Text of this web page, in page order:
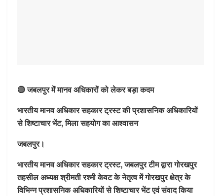
🔴 जबलपुर में मानव अधिकारों को लेकर बड़ा कदम
भारतीय मानव अधिकार सहकार ट्रस्ट की प्रशासनिक अधिकारियों
से शिष्टाचार भेंट, मिला सहयोग का आश्वासन
जबलपुर।
भारतीय मानव अधिकार सहकार ट्रस्ट, जबलपुर टीम द्वारा गोरखपुर
तहसील अध्यक्ष श्रीमती रश्मी केवट के नेतृत्व में गोरखपुर क्षेत्र के
विभिन्न प्रशासनिक अधिकारियों से शिष्टाचार भेंट एवं संवाद किया